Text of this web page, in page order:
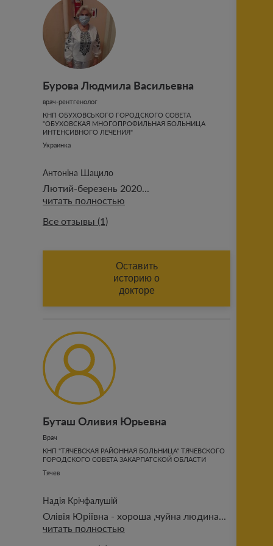
Добавить историю
ознакомлен с публичными
условиями проекта
Бурова Людмила Васильевна
врач-рентгенолог
КНП ОБУХОВСЬКОГО ГОРОДСКОГО СОВЕТА
"ОБУХОВСКАЯ МНОГОПРОФИЛЬНАЯ БОЛЬНИЦА
ИНТЕНСИВНОГО ЛЕЧЕНИЯ"
Украинка
Антоніна Шацило
Лютий-березень 2020...
читать полностью
Все отзывы (1)
Оставить
историю о
докторе
ИМЯ (АВТОРА ОТЗЫВА)
ФАМИЛИЯ (АВТОРА ОТЗЫВА)
Добавить историю
ознакомлен с публичными
Буташ Оливия Юрьевна
Врач
КНП "ТЯЧЕВСКАЯ РАЙОННАЯ БОЛЬНИЦА" ТЯЧЕВСКОГО
ГОРОДСКОГО СОВЕТА ЗАКАРПАТСКОЙ ОБЛАСТИ
Тячев
Надія Крічфалушій
Олівія Юріївна - хороша ,чуйна людина...
читать полностью